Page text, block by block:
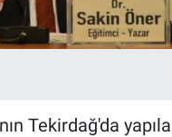
Tekirdağ'da